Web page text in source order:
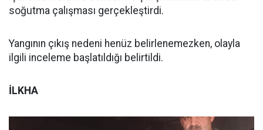
soğutma çalışması gerçekleştirdi.
Yangının çıkış nedeni henüz belirlenemezken, olayla
ilgili inceleme başlatıldığı belirtildi.
İLKHA